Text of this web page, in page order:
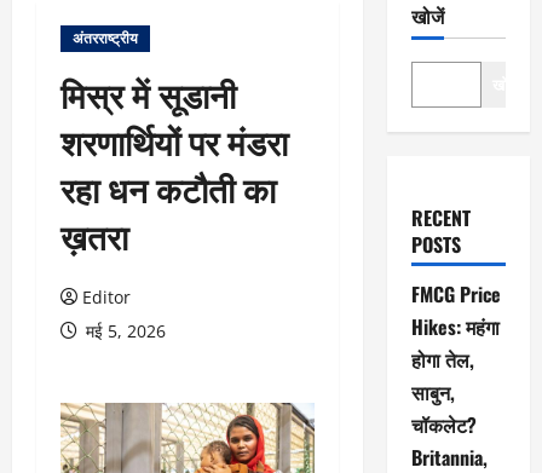
अंतरराष्ट्रीय
मिस्र में सूडानी
शरणार्थियों पर मंडरा
रहा धन कटौती का
ख़तरा
Editor
मई 5, 2026
खोजें
RECENT
POSTS
FMCG Price
Hikes: महंगा
होगा तेल,
साबुन,
चॉकलेट?
Britannia,